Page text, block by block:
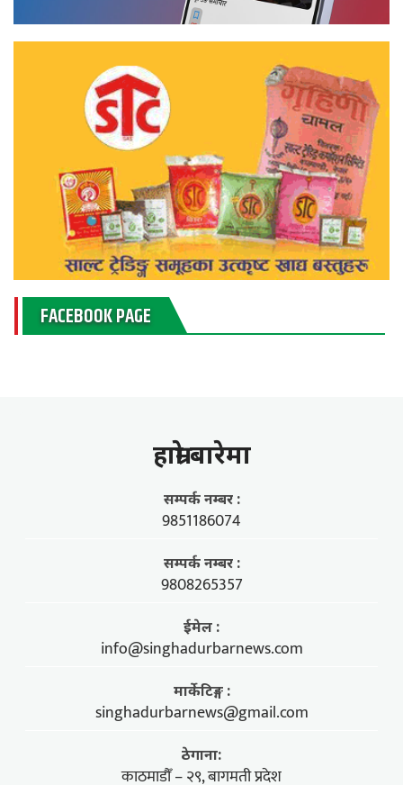
FACEBOOK PAGE
हाम्राे बारेमा
सम्पर्क नम्बर :
9851186074
सम्पर्क नम्बर :
9808265357
ईमेल :
info@singhadurbarnews.com
मार्केटिङ्ग :
singhadurbarnews@gmail.com
ठेगाना:
काठमाडौँ – २९, बागमती प्रदेश